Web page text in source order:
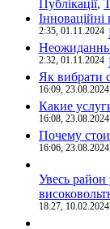
Публікації,
Інноваційні
2:35, 01.11.2024
2:32, 01.11.2024
Як вибрати
16:09, 23.08.2024
Какие
16:08, 23.08.2024
Почему
16:06, 23.08.2024
Увесь район
18:27, 10.02.2024